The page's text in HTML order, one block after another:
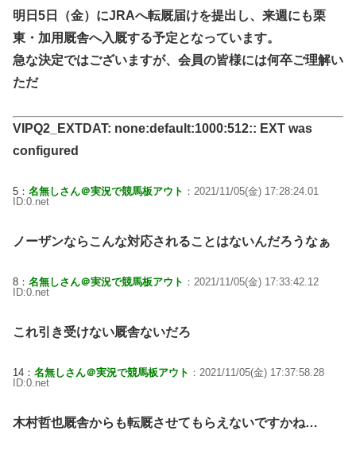
明日5日（金）にJRAへ転厩届けを提出し、来週にも栗
東・加用厩舎へ入厩する予定となっています。
急な決定ではございますが、会員の皆様には何卒ご理解い
ただ
VIPQ2_EXTDAT: none:default:1000:512:: EXT was
configured
5： 名無しさん＠実況で競馬板アウト ：2021/11/05(金) 17:28:24.01
ID:0.net
ノーザンならこんな対応されることはないんだろうなぁ
8： 名無しさん＠実況で競馬板アウト ：2021/11/05(金) 17:33:42.12
ID:0.net
これ引き受けない厩舎ないだろ
14： 名無しさん＠実況で競馬板アウト ：2021/11/05(金) 17:37:58.28
ID:0.net
木村哲也厩舎からも転厩させてもらえないですかね…